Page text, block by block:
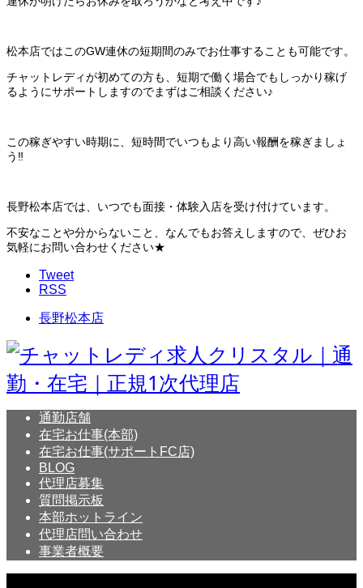
松本店ではこのGW連休の短期間のみでお仕事することも可能です。
チャットレディが初めての方も、短期で働く場合でもしっかり稼げ
るようにサポートしますのでまずはご相談ください♪
この稼ぎやすい時期に、短時間でいつもより高い報酬を稼ぎましょ
う‼
長野松本店では、いつでも面接・体験入店を受け付けています。
不安なことや分からないこと、なんでもお答えしますので、ぜひお
気軽にお問い合わせください★
Tweet
RSS
長野松本店
通勤店舗
在宅お仕事(本部)
在宅お仕事(サポートFC店)
BLOG
代理店募集
質問掲示板
本部ホットライン
代理店問い合わせ
事業者概要